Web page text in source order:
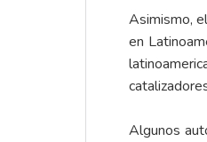
Asimismo,
en
Algunos